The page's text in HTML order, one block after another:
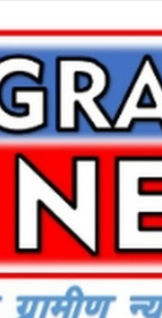
ने परिवार से*